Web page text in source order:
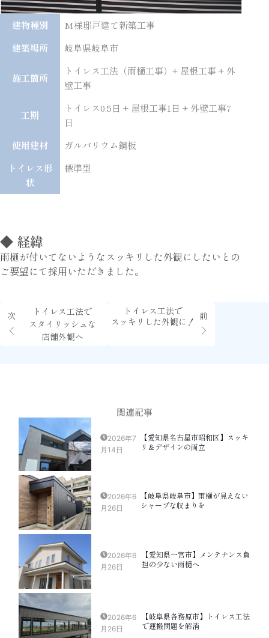
建物種別
M様邸戸建て新築工事
建築場所
岐阜県岐阜市
施工箇所
トイレス工法（雨樋工事）+ 屋根工事 + 外
壁工事
工期
トイレス0.5日 + 屋根工事1日 + 外壁工事7
日
使用建材
ガルバリウム鋼板
トイレス形
状
標準型
◆ 経緯
雨樋が付いてないようなスッキリした外観にしたいとの
ご要望にて採用いただきました。
次
トイレス工法で
スタイリッシュな
店舗外観へ
トイレス工法で
スッキリした外観に！ 前
関連記事
2026年7
月14日
【愛知県名古屋市昭和区】スッキ
リ＆デザインの両立
2026年6
月26日
【岐阜県岐阜市】雨樋が見えない
シャープな収まりを
2026年6
月26日
【愛知県一宮市】メンテナンス負
担の少ない雨樋へ
2026年6
月26日
【岐阜県各務原市】トイレス工法
で運搬問題を解消